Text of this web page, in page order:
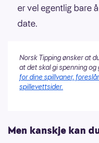
er vel egentlig bare
date.
Norsk Tipping ønsker at
at det skal gi spenning og
for dine spillvaner,
spillevettsider.
Men kanskje kan